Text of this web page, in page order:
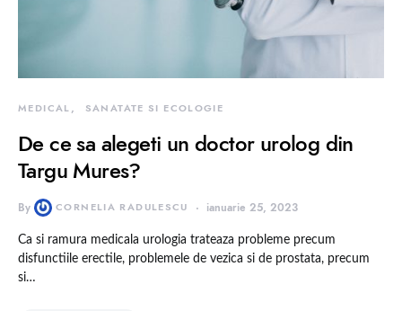
MEDICAL SANATATE SI ECOLOGIE
De ce sa alegeti un doctor urolog din
Targu Mures?
By CORNELIA RADULESCU ianuarie 25, 2023
Ca si ramura medicala urologia trateaza probleme precum
disfunctiile erectile, problemele de vezica si de prostata, precum
si…